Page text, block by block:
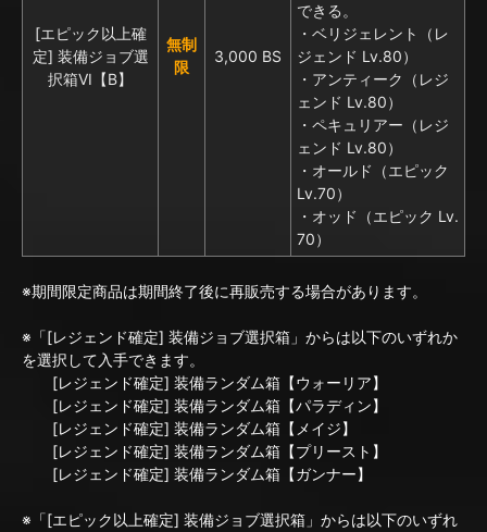
[エピック以上確
定] 装備ジョブ選
択箱VI【B】
無制
限
3,000 BS
できる。
・ベリジェレント（レ
ジェンド Lv.80）
・アンティーク（レジ
ェンド Lv.80）
・ペキュリアー（レジ
ェンド Lv.80）
・オールド（エピック
Lv.70）
・オッド（エピック Lv.
70）
※期間限定商品は期間終了後に再販売する場合があります。
※「[レジェンド確定] 装備ジョブ選択箱」からは以下のいずれか
を選択して入手できます。
[レジェンド確定] 装備ランダム箱【ウォーリア】
[レジェンド確定] 装備ランダム箱【パラディン】
[レジェンド確定] 装備ランダム箱【メイジ】
[レジェンド確定] 装備ランダム箱【プリースト】
[レジェンド確定] 装備ランダム箱【ガンナー】
※「[エピック以上確定] 装備ジョブ選択箱」からは以下のいずれ